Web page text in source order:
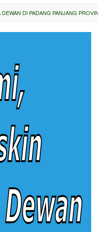
DI PADANG PANJANG